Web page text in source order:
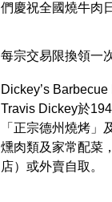
們慶祝全國燒牛肉
每宗交易限換領一
Dickey’s
Travis Dickey於
「正宗德州燒烤
燻肉類及家常配菜
店）或外賣自取。